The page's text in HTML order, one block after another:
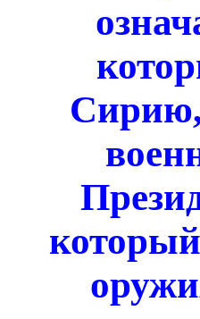
Сирию,